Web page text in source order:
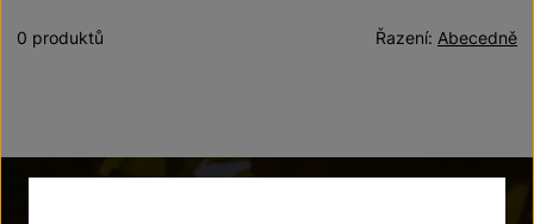
Abecedně
Řazení:
0 produktů